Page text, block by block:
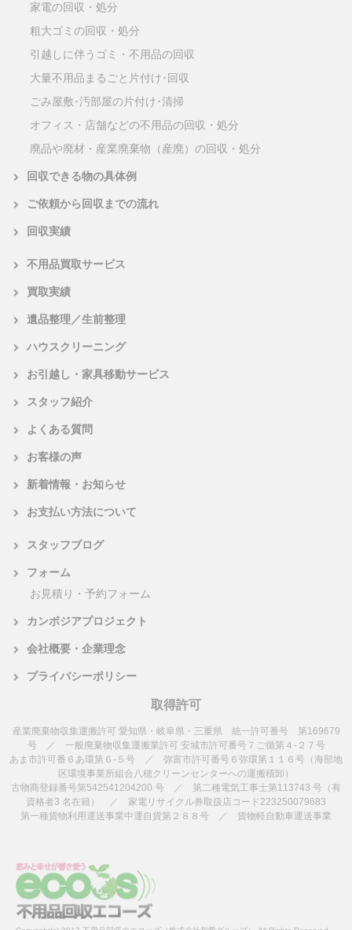
家電の回収・処分
粗大ゴミの回収・処分
引越しに伴うゴミ・不用品の回収
大量不用品まるごと片付け･回収
ごみ屋敷･汚部屋の片付け･清掃
オフィス・店舗などの不用品の回収・処分
廃品や廃材・産業廃棄物（産廃）の回収・処分
回収できる物の具体例
ご依頼から回収までの流れ
回収実績
不用品買取サービス
買取実績
遺品整理／生前整理
ハウスクリーニング
お引越し・家具移動サービス
スタッフ紹介
よくある質問
お客様の声
新着情報・お知らせ
お支払い方法について
スタッフブログ
フォーム
お見積り・予約フォーム
カンボジアプロジェクト
会社概要・企業理念
プライバシーポリシー
取得許可
産業廃棄物収集運搬許可 愛知県・岐阜県・三重県 統一許可番号 第169679
号 ／ 一般廃棄物収集運搬業許可 安城市許可番号７ご循第４-２７号
あま市許可番６あ環第６-５号 ／ 弥富市許可番号６弥環第１１６号（海部地
区環境事業所組合八穂クリーンセンターへの運搬積卸）
古物商登録番号第542541204200 号 ／ 第二種電気工事士第113743 号（有
資格者3 名在籍） ／ 家電リサイクル券取扱店コード223250079683
第一種貨物利用運送事業中運自貨第２８８号 ／ 貨物軽自動車運送事業